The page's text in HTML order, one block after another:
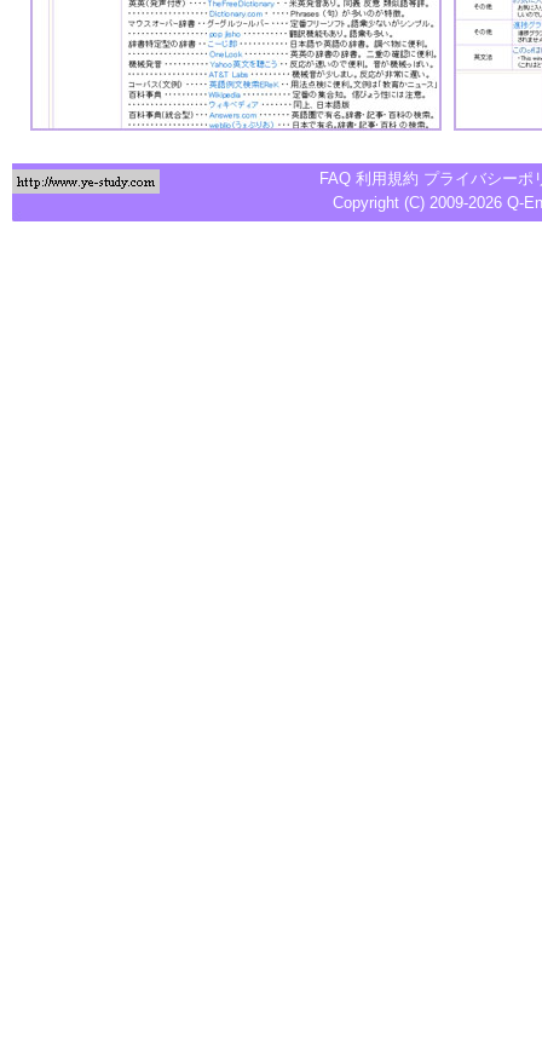
FAQ 利用規約 プライバシーポ
Copyright (C) 2009-2026 Q-